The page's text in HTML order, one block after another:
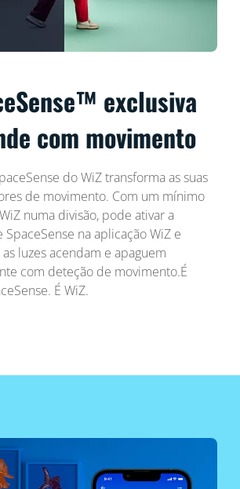
exclusiva
com movimento
do WiZ transforma as suas
de movimento. Com um mínimo
numa divisão, pode ativar a
na aplicação WiZ e
luzes acendam e apaguem
com deteção de movimento.É
É WiZ.